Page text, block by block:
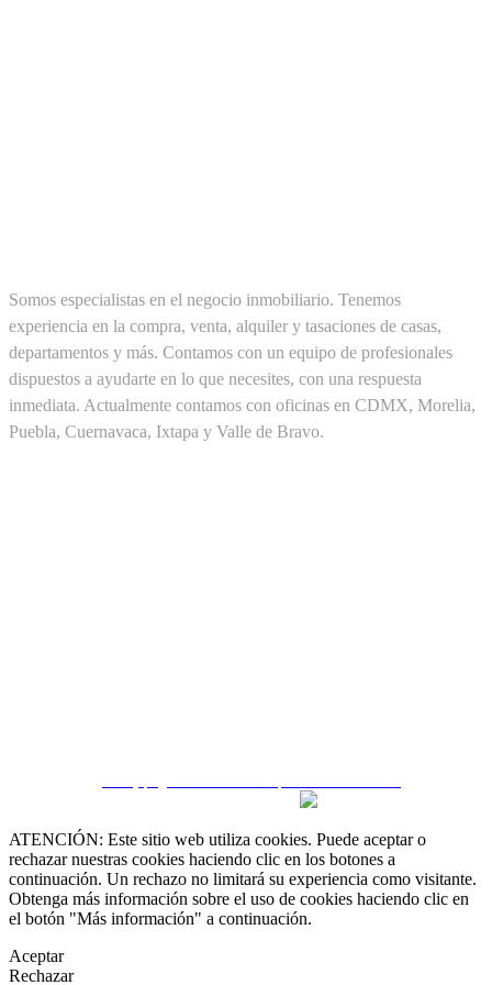
Somos especialistas en el negocio inmobiliario. Tenemos
experiencia en la compra, venta, alquiler y tasaciones de casas,
departamentos y más. Contamos con un equipo de profesionales
dispuestos a ayudarte en lo que necesites, con una respuesta
inmediata. Actualmente contamos con oficinas en CDMX, Morelia,
Puebla, Cuernavaca, Ixtapa y Valle de Bravo.
ATENCIÓN: Este sitio web utiliza cookies. Puede aceptar o
rechazar nuestras cookies haciendo clic en los botones a
continuación. Un rechazo no limitará su experiencia como visitante.
Obtenga más información sobre el uso de cookies haciendo clic en
el botón "Más información" a continuación.
Aceptar
Rechazar